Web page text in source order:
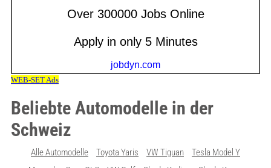
Beliebte Automodelle in der
Schweiz
Alle Automodelle Toyota Yaris VW Tiguan
Tesla Model Y